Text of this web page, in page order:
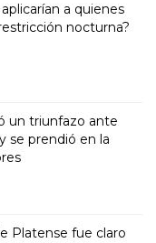
a quienes
nocturna?
un triunfazo ante
se prendió en la
Platense fue claro